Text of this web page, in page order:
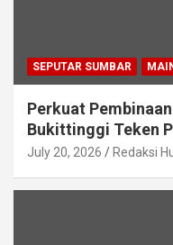
SEPUTAR SUMBAR
Perkuat
Bukittinggi Teken
July 20, 2026 Redaksi